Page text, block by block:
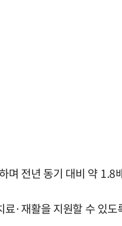
전년 동기 대비 약 1.8
·재활을 지원할 수 있